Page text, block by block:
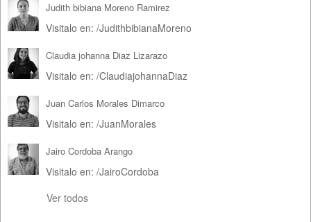
Judith bibiana Moreno Ramirez
Visitalo en: /JudithbibianaMoreno
Claudia johanna Diaz Lizarazo
Visitalo en: /ClaudiajohannaDiaz
Juan Carlos Morales Dimarco
Visitalo en: /JuanMorales
Jairo Cordoba Arango
Visitalo en: /JairoCordoba
Ver todos